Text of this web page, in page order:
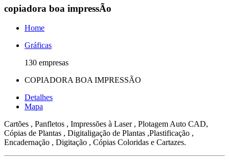
copiadora boa impressÃo
Home
Gráficas
130 empresas
COPIADORA BOA IMPRESSÃO
Detalhes
Mapa
Cartões , Panfletos , Impressões à Laser , Plotagem Auto CAD,
Cópias de Plantas , Digitaligação de Plantas ,Plastificação ,
Encadernação , Digitação , Cópias Coloridas e Cartazes.